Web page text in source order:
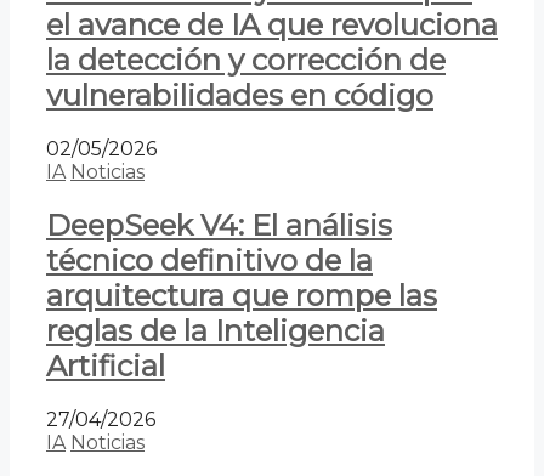
el avance de IA que revoluciona
la detección y corrección de
vulnerabilidades en código
02/05/2026
IA Noticias
DeepSeek V4: El análisis
técnico definitivo de la
arquitectura que rompe las
reglas de la Inteligencia
Artificial
27/04/2026
IA Noticias